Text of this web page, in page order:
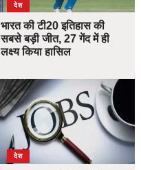
देश
भारत की टी20 इतिहास की
सबसे बड़ी जीत, 27 गेंद में ही
लक्ष्य किया हासिल
देश